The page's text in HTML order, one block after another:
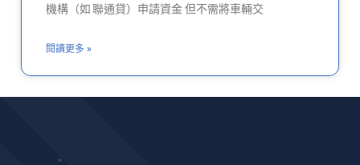
機構（如 聯通貸）申請資金 但不需將車輛交
閱讀更多 »